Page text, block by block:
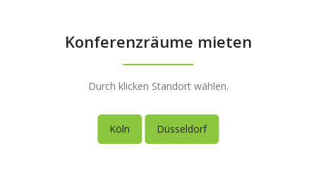
Konferenzräume mieten
Durch klicken Standort wählen.
Köln Düsseldorf